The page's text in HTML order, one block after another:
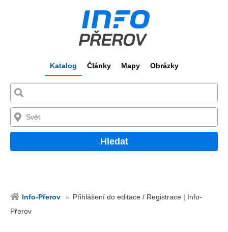
Katalog Články Mapy Obrázky
Hledat
Info-Přerov
Přihlášení do editace / Registrace | Info-
Přerov